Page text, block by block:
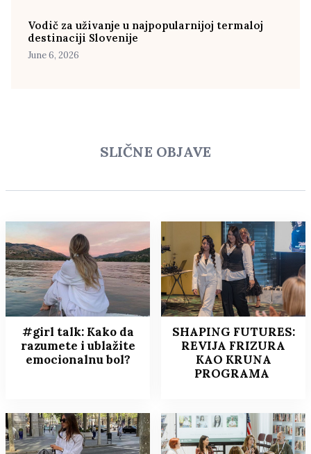
Vodič za uživanje u najpopularnijoj termaloj
destinaciji Slovenije
June 6, 2026
SLIČNE OBJAVE
#girl talk: Kako da
razumete i ublažite
emocionalnu bol?
SHAPING FUTURES:
REVIJA FRIZURA
KAO KRUNA
PROGRAMA